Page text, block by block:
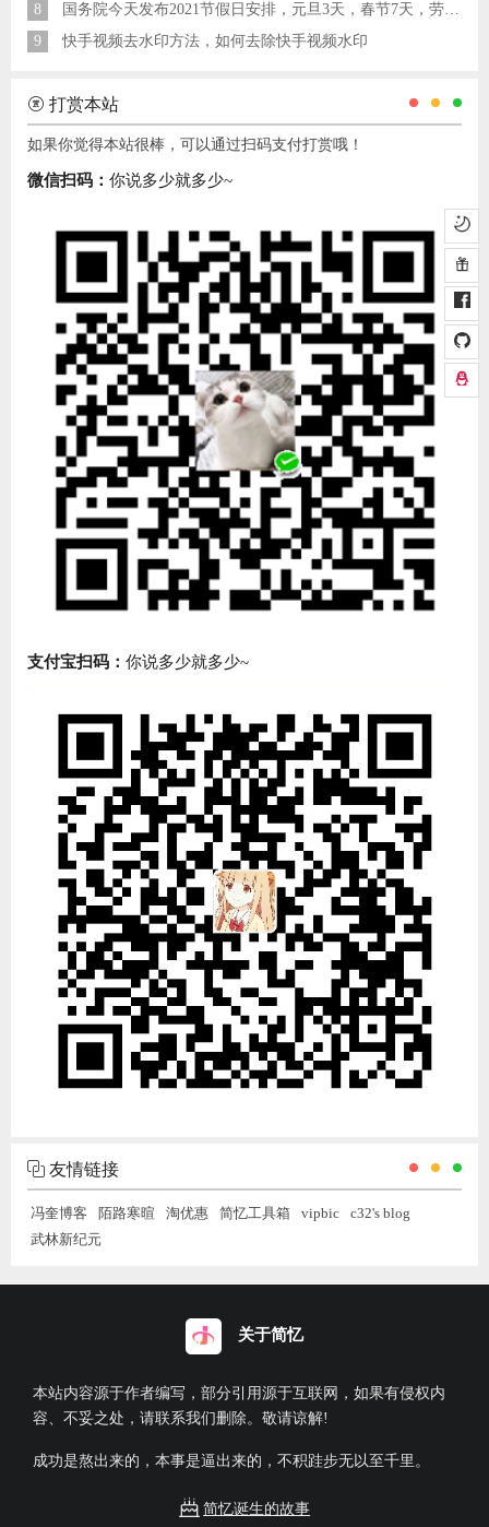
8
国务院今天发布2021节假日安排，元旦3天，春节7天，劳动节5天
9
快手视频去水印方法，如何去除快手视频水印
打赏本站
如果你觉得本站很棒，可以通过扫码支付打赏哦！
微信扫码： 你说多少就多少~
支付宝扫码： 你说多少就多少~
友情链接
冯奎博客 陌路寒暄 淘优惠 简忆工具箱 vipbic
c32's blog
武林新纪元
关于简忆
本站内容源于作者编写，部分引用源于互联网，如果有侵权内
容、不妥之处，请联系我们删除。敬请谅解!
成功是熬出来的，本事是逼出来的，不积跬步无以至千里。
简忆诞生的故事